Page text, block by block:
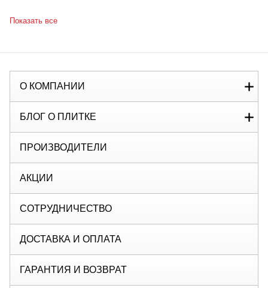
Показать все
О КОМПАНИИ
БЛОГ О ПЛИТКЕ
ПРОИЗВОДИТЕЛИ
АКЦИИ
СОТРУДНИЧЕСТВО
ДОСТАВКА И ОПЛАТА
ГАРАНТИЯ И ВОЗВРАТ